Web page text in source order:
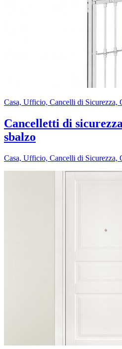
Casa, Ufficio, Cancelli di Sicurezza,
Cancelletti di
sbalzo
Casa, Ufficio, Cancelli di Sicurezza,